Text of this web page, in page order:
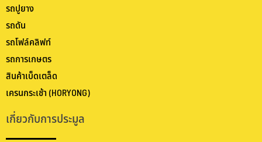
รถปูยาง
รถดัน
รถโฟล์คลิฟท์
รถการเกษตร
สินค้าเบ็ดเตล็ด
เครนกระเช้า (HORYONG)
เกี่ยวกับการประมูล